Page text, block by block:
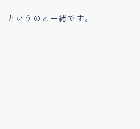
というのと一緒です。